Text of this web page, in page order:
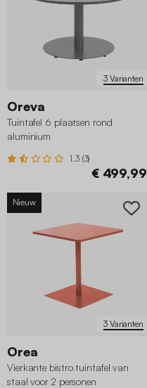
3 Varianten
Oreva
Tuintafel 6 plaatsen rond
aluminium
1.3 (3)
€ 499,99
3 Varianten
Nieuw
Orea
Vierkante bistro tuintafel van
staal voor 2 personen